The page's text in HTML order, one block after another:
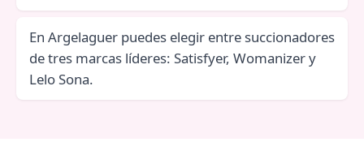
En Argelaguer puedes elegir entre succionadores
de tres marcas líderes: Satisfyer, Womanizer y
Lelo Sona.